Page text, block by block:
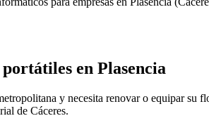
en Plasencia
y necesita renovar o equipar su
de Cáceres.